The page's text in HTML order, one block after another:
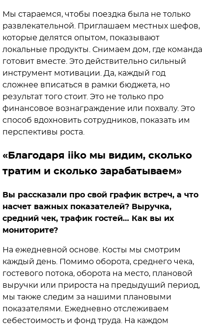
Мы стараемся, чтобы поездка была не только
развлекательной. Приглашаем местных шефов,
которые делятся опытом, показывают
локальные продукты. Снимаем дом, где команда
готовит вместе. Это действительно сильный
инструмент мотивации. Да, каждый год
сложнее вписаться в рамки бюджета, но
результат того стоит. Это не только про
финансовое вознаграждение или похвалу. Это
способ вдохновить сотрудников, показать им
перспективы роста.
«Благодаря iiko мы видим, сколько
тратим и сколько зарабатываем»
Вы рассказали про свой график встреч, а что
насчет важных показателей? Выручка,
средний чек, трафик гостей… Как вы их
мониторите?
На ежедневной основе. Косты мы смотрим
каждый день. Помимо оборота, среднего чека,
гостевого потока, оборота на место, плановой
выручки или прироста на предыдущий период,
мы также следим за нашими плановыми
показателями. Ежедневно отслеживаем
себестоимость и фонд труда. На каждом